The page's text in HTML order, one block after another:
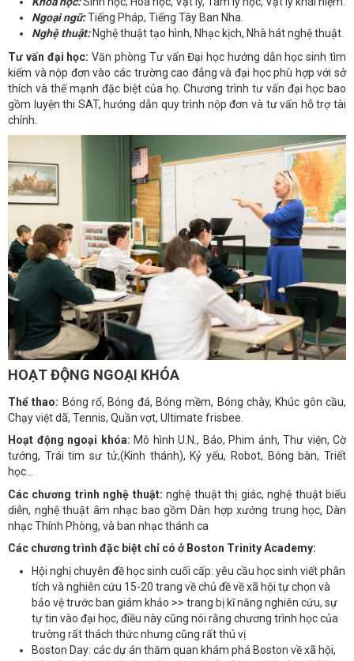
Ngoại ngữ:Tiếng Pháp, Tiếng Tây Ban Nha.
Nghệ thuật:Nghệ thuật tạo hình, Nhạc kịch, Nhà hát nghệ thuật.
Tư vấn đại học: Văn phòng Tư vấn Đại học hướng dẫn học sinh tìm
kiếm và nộp đơn vào các trường cao đẳng và đại học phù hợp với sở
thích và thế mạnh đặc biệt của họ.Chương trình tư vấn đại học bao
gồm luyện thi SAT, hướng dẫn quy trình nộp đơn và tư vấn hỗ trợ tài
chính.
HOẠT ĐỘNG NGOẠI KHÓA
Thể thao: Bóng rổ, Bóng đá, Bóng mềm, Bóng chày, Khúc gôn cầu,
Chạy việt dã, Tennis, Quần vợt, Ultimate frisbee.
Hoạt động ngoại khóa: Mô hình U.N., Báo, Phim ảnh, Thư viện, Cờ
tướng, Trái tim sư tử,(Kinh thánh), Kỷ yếu, Robot, Bóng bàn, Triết
học...
Các chương trình nghệ thuật: nghệ thuật thị giác, nghệ thuật biểu
diễn, nghệ thuật âm nhạc bao gồm Dàn hợp xướng trung học, Dàn
nhạc Thính Phòng, và ban nhạc thánh ca
Các chương trình đặc biệt chỉ có ở Boston Trinity Academy:
Hội nghị chuyên đề học sinh cuối cấp: yêu cầu học sinh viết phân
tích và nghiên cứu 15-20 trang về chủ đề về xã hội tự chọn và
bảo vệ trước ban giám khảo >> trang bị kĩ năng nghiên cứu, sự
tự tin vào đại học, điều này cũng nói rằng chương trình học của
trường rất thách thức nhưng cũng rất thú vị
Boston Day: các dự án thăm quan khám phá Boston về xã hội,